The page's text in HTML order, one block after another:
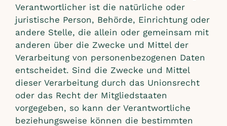
Verantwortlicher ist die natürliche oder
juristische Person, Behörde, Einrichtung oder
andere Stelle, die allein oder gemeinsam mit
anderen über die Zwecke und Mittel der
Verarbeitung von personenbezogenen Daten
entscheidet. Sind die Zwecke und Mittel
dieser Verarbeitung durch das Unionsrecht
oder das Recht der Mitgliedstaaten
vorgegeben, so kann der Verantwortliche
beziehungsweise können die bestimmten